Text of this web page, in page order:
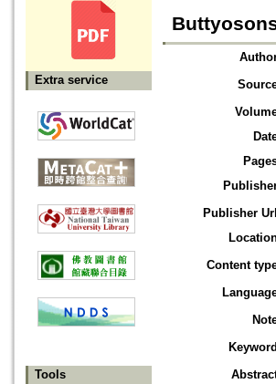
Extra service
Tools
Publisher Url
Content
Keyword